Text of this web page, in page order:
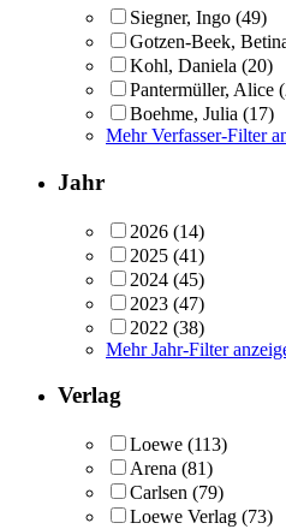
Siegner, Ingo (49)
Gotzen-Beek,
Kohl, Daniela (20)
Pantermüller, Alice
Boehme, Julia (17)
Mehr Verfasser-Filter
Jahr
2026 (14)
2025 (41)
2024 (45)
2023 (47)
2022 (38)
Mehr Jahr-Filter
Verlag
Loewe (113)
Arena (81)
Carlsen (79)
Loewe Verlag (73)